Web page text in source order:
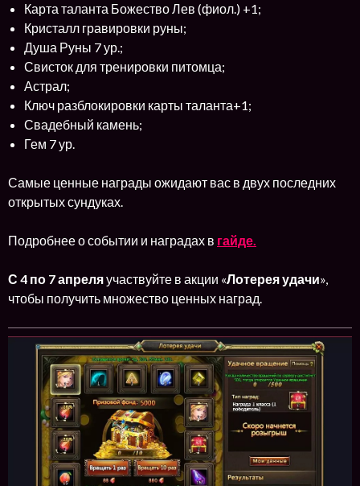
Карта таланта Божество Лев (фиол.) +1;
Кристалл гравировки руны;
Душа Руны 7 ур.;
Свисток для тренировки питомца;
Астрал;
Ключ разблокировки карты таланта+1;
Свадебный камень;
Гем 7 ур.
Самые ценные награды ожидают вас в двух последних
открытых сундуках.
Подробнее о событии и наградах в гайде.
С 4 по 7 апреляучаствуйте в акции «Лотерея удачи»,
чтобы получить множество ценных наград.